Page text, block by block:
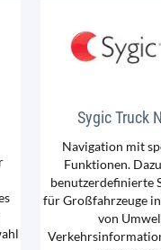
Sygic Truck
Navigation mit
Funktionen.
benutzerdefinierte
für Großfahrzeuge
von